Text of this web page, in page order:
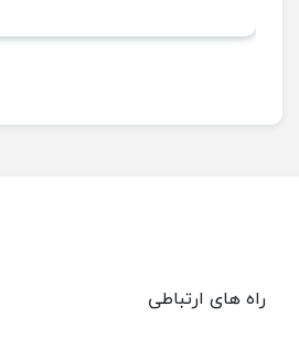
راه های ارتباطی